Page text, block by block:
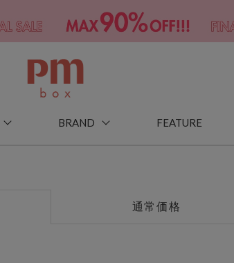
BRAND FEATURE
通常価格